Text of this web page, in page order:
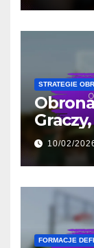
STRATEGIE
10/02/
FORMACJE